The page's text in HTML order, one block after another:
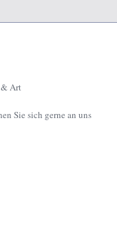
Art
Sie sich gerne an uns